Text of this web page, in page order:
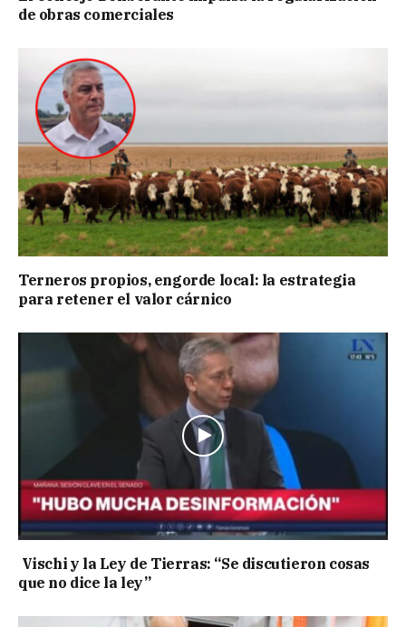
de obras comerciales
Terneros propios, engorde local: la estrategia
para retener el valor cárnico
Vischi y la Ley de Tierras: “Se discutieron cosas
que no dice la ley”